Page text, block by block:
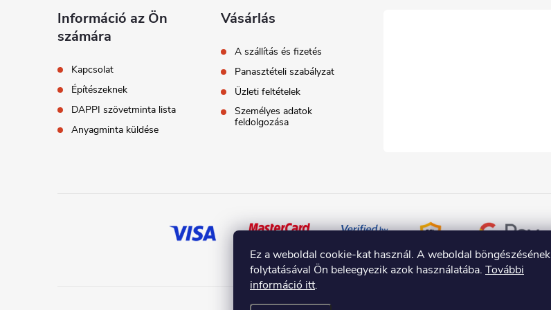
Ez a weboldal cookie-kat használ. A weboldal böngészésének
folytatásával Ön beleegyezik azok használatába. További
információ itt.
Információ az Ön
számára
Kapcsolat
Építészeknek
DAPPI szövetminta lista
Anyagminta küldése
Vásárlás
A szállítás és fizetés
Panasztételi szabályzat
Üzleti feltételek
Személyes adatok
feldolgozása